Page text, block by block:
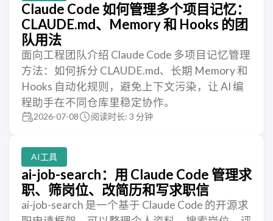
Claude Code 如何管理多个项目记忆：
CLAUDE.md、Memory 和 Hooks 的团
队用法
面向工程团队介绍 Claude Code 多项目记忆管理
方法：如何拆分 CLAUDE.md、长期 Memory 和
Hooks 自动化规则，避免上下文污染，让 AI 编
程助手在不同仓库里稳定协作。
2026-07-08 阅读时长: 3 分钟
AI工具
ai-job-search：用 Claude Code 管理求
职、筛岗位、改简历和写求职信
ai-job-search 是一个基于 Claude Code 的开源求